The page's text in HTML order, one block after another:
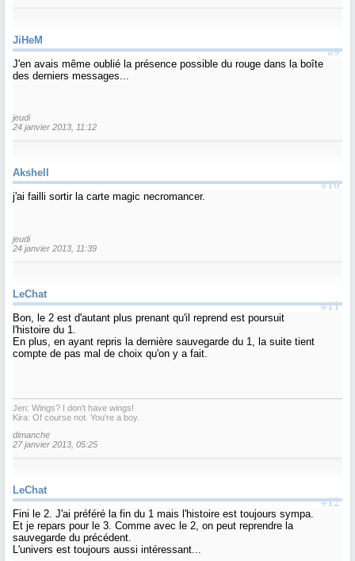
JiHeM
#9
J'en avais même oublié la présence possible du rouge dans la boîte
des derniers messages...
jeudi
24 janvier 2013, 11:12
Akshell
#10
j'ai failli sortir la carte magic necromancer.
jeudi
24 janvier 2013, 11:39
LeChat
#11
Bon, le 2 est d'autant plus prenant qu'il reprend est poursuit
l'histoire du 1.
En plus, en ayant repris la dernière sauvegarde du 1, la suite tient
compte de pas mal de choix qu'on y a fait.
Jen: Wings? I don't have wings!
Kira: Of course not. You're a boy.
dimanche
27 janvier 2013, 05:25
LeChat
#12
Fini le 2. J'ai préféré la fin du 1 mais l'histoire est toujours sympa.
Et je repars pour le 3. Comme avec le 2, on peut reprendre la
sauvegarde du précédent.
L'univers est toujours aussi intéressant...